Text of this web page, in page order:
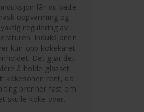
får du både
oppvarming og
regulering av
Induksjonen
kun opp kokekaret
Det gjør det
å holde glasset
kokesonen rent, da
ting brenner fast om
skulle koke over.